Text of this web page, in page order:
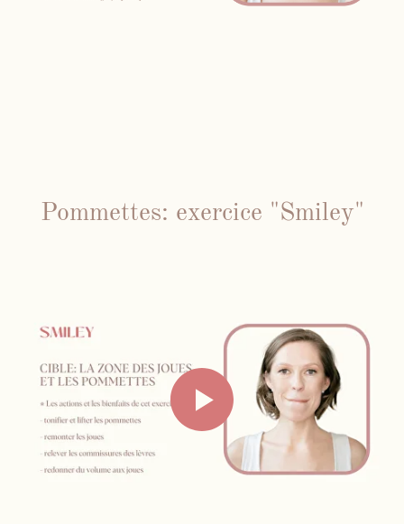
Pommettes: exercice "Smiley"